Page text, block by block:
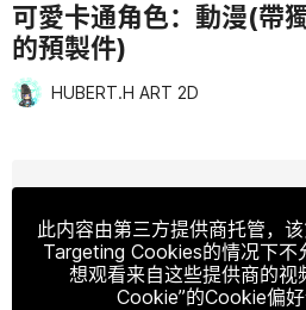
可愛卡通角色：動漫(帶
的預製件)
HUBERT.H ART 2D
此内容由第三方提供商托管，
Targeting Cookies的情况下不
想观看来自这些提供商的视
Cookie”的Cookie偏好